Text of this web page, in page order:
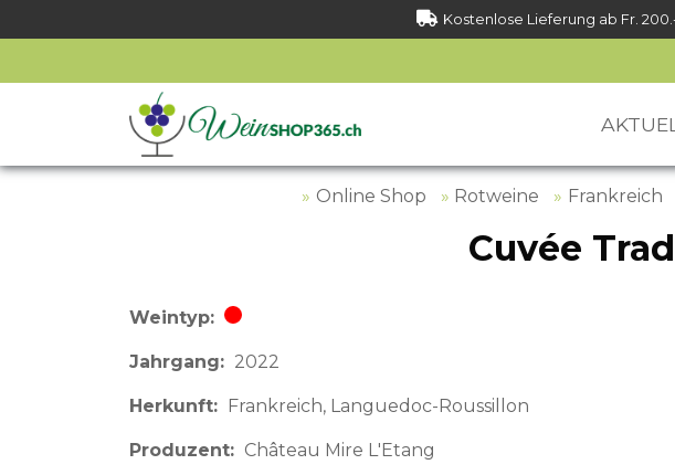
Kostenlose Lieferung ab Fr.
Online Shop Rotweine Frankreich
Cuvée
Weintyp Rotwein
Jahrgang 2022
Herkunft Frankreich Languedoc-Roussillon
Produzent Château Mire L'Etang